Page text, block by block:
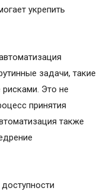
укрепить
задачи, такие
Это не
принятия
также